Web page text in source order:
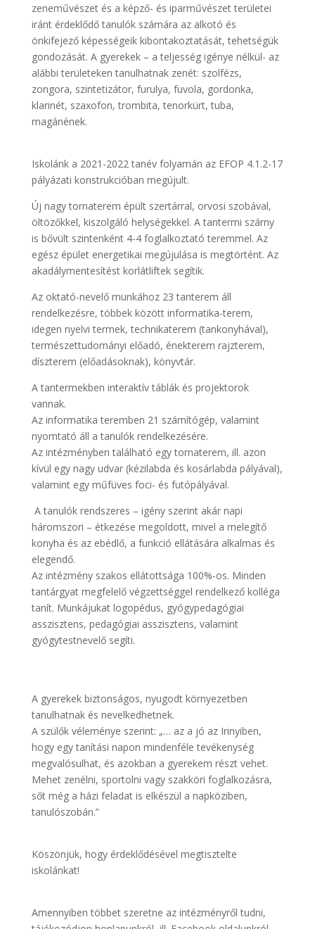
zeneművészet és a képző- és iparművészet területei
iránt érdeklődő tanulók számára az alkotó és
önkifejező képességeik kibontakoztatását, tehetségük
gondozását. A gyerekek – a teljesség igénye nélkül- az
alábbi területeken tanulhatnak zenét: szolfézs,
zongora, szintetizátor, furulya, fuvola, gordonka,
klarinét, szaxofon, trombita, tenorkürt, tuba,
magánének.
Iskolánk a 2021-2022 tanév folyamán az EFOP 4.1.2-17
pályázati konstrukcióban megújult.
Új nagy tornaterem épült szertárral, orvosi szobával,
öltözőkkel, kiszolgáló helységekkel. A tantermi szárny
is bővült szintenként 4-4 foglalkoztató teremmel. Az
egész épület energetikai megújulása is megtörtént. Az
akadálymentesítést korlátliftek segítik.
Az oktató-nevelő munkához 23 tanterem áll
rendelkezésre, többek között informatika-terem,
idegen nyelvi termek, technikaterem (tankonyhával),
természettudományi előadó, énekterem rajzterem,
díszterem (előadásoknak), könyvtár.
A tantermekben interaktív táblák és projektorok
vannak.
Az informatika teremben 21 számítógép, valamint
nyomtató áll a tanulók rendelkezésére.
Az intézményben található egy tornaterem, ill. azon
kívül egy nagy udvar (kézilabda és kosárlabda pályával),
valamint egy műfüves foci- és futópályával.
A tanulók rendszeres – igény szerint akár napi
háromszori – étkezése megoldott, mivel a melegítő
konyha és az ebédlő, a funkció ellátására alkalmas és
elegendő.
Az intézmény szakos ellátottsága 100%-os. Minden
tantárgyat megfelelő végzettséggel rendelkező kolléga
tanít. Munkájukat logopédus, gyógypedagógiai
asszisztens, pedagógiai asszisztens, valamint
gyógytestnevelő segíti.
A gyerekek biztonságos, nyugodt környezetben
tanulhatnak és nevelkedhetnek.
A szülők véleménye szerint: „… az a jó az Irinyiben,
hogy egy tanítási napon mindenféle tevékenység
megvalósulhat, és azokban a gyerekem részt vehet.
Mehet zenélni, sportolni vagy szakköri foglalkozásra,
sőt még a házi feladat is elkészül a napköziben,
tanulószobán.”
Köszönjük, hogy érdeklődésével megtisztelte
iskolánkat!
Amennyiben többet szeretne az intézményről tudni,